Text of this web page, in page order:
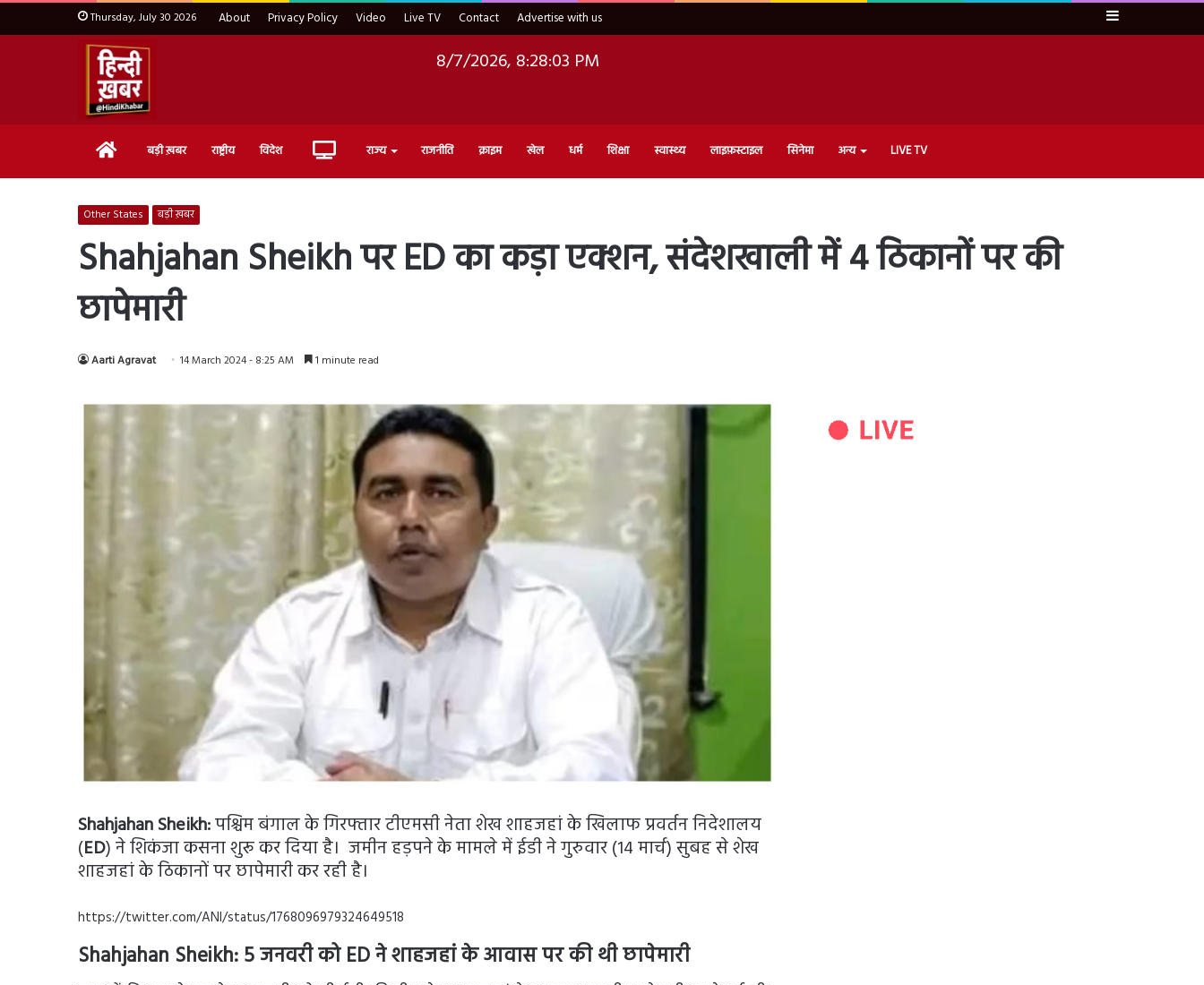
Thursday, July 30 2026 About Privacy Policy Video Live TV Contact Advertise with us Sidebar
8/7/2026, 8:28:04 PM
Home बड़ी ख़बर राष्ट्रीय विदेश Live राज्य राजनीति क्राइम खेल धर्म शिक्षा स्वास्थ्य लाइफ़स्टाइल सिनेमा अन्य LIVE TV
Other States बड़ी ख़बर
Shahjahan Sheikh पर ED का कड़ा एक्शन, संदेशखाली में 4 ठिकानों पर की
छापेमारी
Aarti Agravat 14 March 2024 - 8:25 AM 1 minute read
Shahjahan Sheikh:पश्चिम बंगाल के गिरफ्तार टीएमसी नेता शेख शाहजहां के खिलाफ प्रवर्तन निदेशालय
(ED) ने शिकंजा कसना शुरू कर दिया है। जमीन हड़पने के मामले में ईडी ने गुरुवार (14 मार्च) सुबह से शेख
शाहजहां के ठिकानों पर छापेमारी कर रही है।
https://twitter.com/ANI/status/1768096979324649518
Shahjahan Sheikh: 5 जनवरी को ED ने शाहजहां के आवास पर की थी छापेमारी